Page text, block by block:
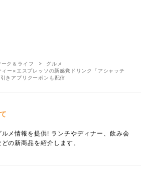
ーク＆ライフ
グルメ
ィー×エスプレッソの新感覚ドリンク「アシャッチ
きアプリクーポンも配信
メ情報を提供! ランチやディナー、飲み会
の新商品を紹介します。